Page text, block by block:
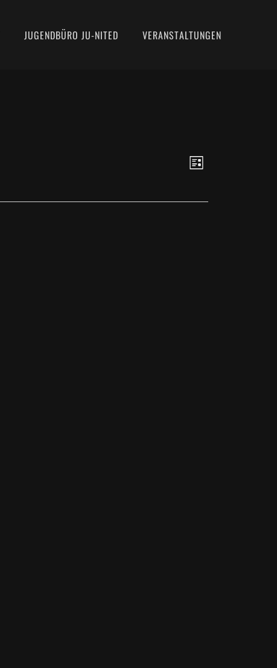
JUGENDBÜRO JU-NITED VERANSTALTUNGEN
NAVIGATION
Liste